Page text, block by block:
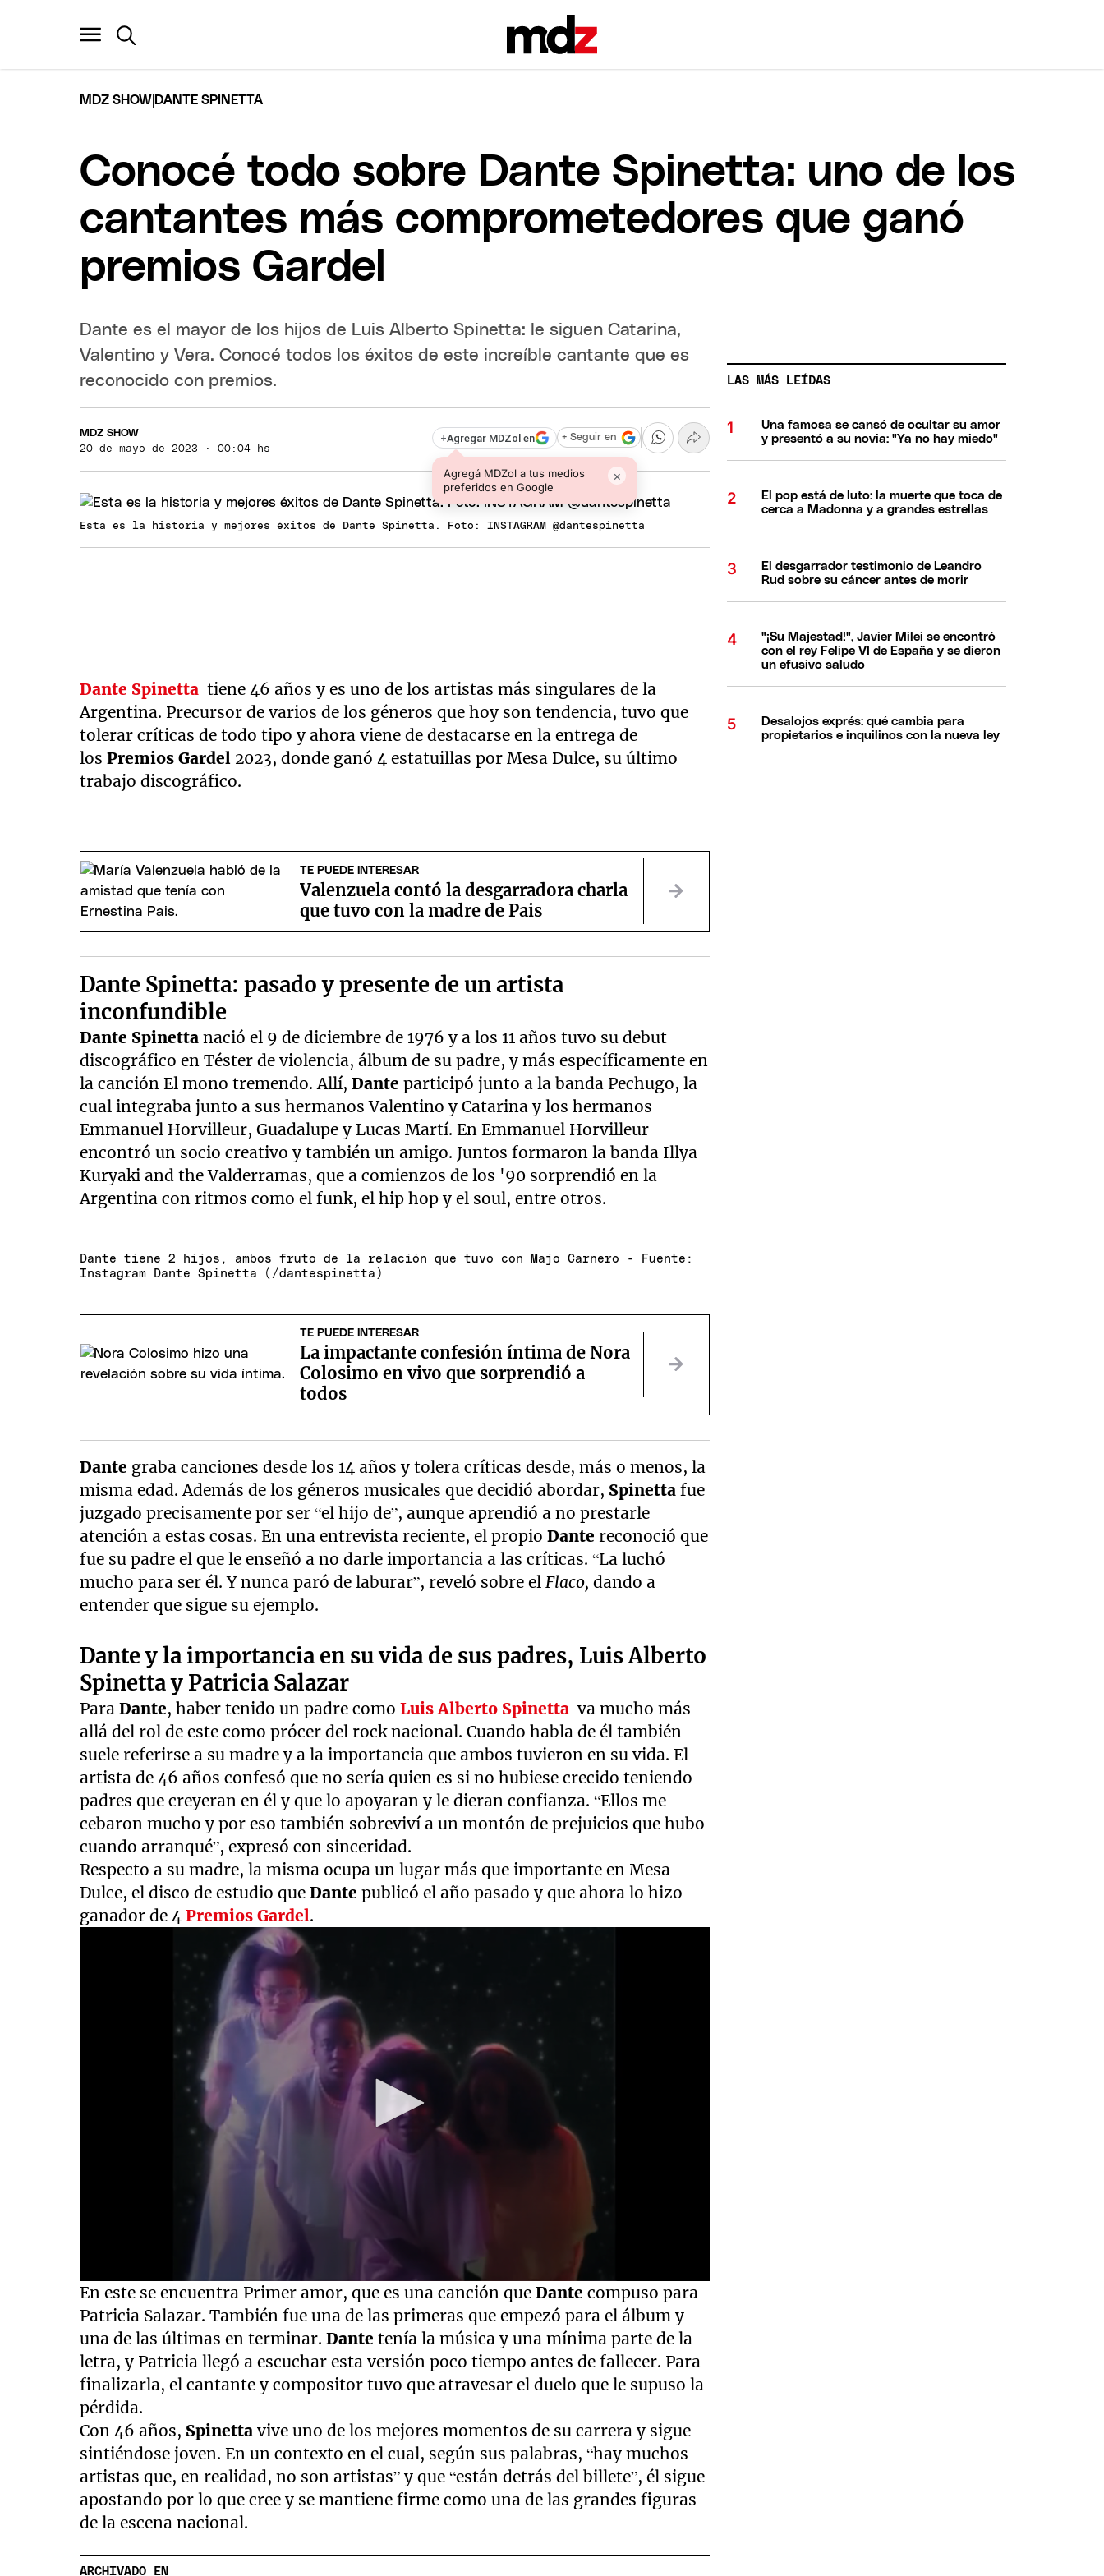
MDZ SHOW DANTE SPINETTA
Conocé todo sobre Dante Spinetta: uno de los
cantantes más comprometedores que ganó
premios Gardel
Dante es el mayor de los hijos de Luis Alberto Spinetta: le siguen Catarina,
Valentino y Vera. Conocé todos los éxitos de este increíble cantante que es
reconocido con premios.
MDZ SHOW
20 de mayo de 2023 · 00:04 hs
+Agregar MDZol en
Agregá MDZol a tus medios
preferidos en Google
×
+ Seguir en
Esta es la historia y mejores éxitos de Dante Spinetta. Foto: INSTAGRAM @dantespinetta
Dante Spinetta tiene 46 años y es uno de los artistas más singulares de la
Argentina. Precursor de varios de los géneros que hoy son tendencia, tuvo que
tolerar críticas de todo tipo y ahora viene de destacarse en la entrega de
losPremios Gardel 2023, donde ganó 4 estatuillas por Mesa Dulce, su último
trabajo discográfico.
TE PUEDE INTERESAR
Valenzuela contó la desgarradora charla
que tuvo con la madre de Pais
Dante Spinetta: pasado y presente de un artista
inconfundible
Dante Spinetta nació el 9 de diciembre de 1976 y a los 11 años tuvo su debut
discográfico en Téster de violencia, álbum de su padre, y más específicamente en
la canción El mono tremendo. Allí,Dante participó junto a la banda Pechugo, la
cual integraba junto a sus hermanos Valentino y Catarina y los hermanos
Emmanuel Horvilleur, Guadalupe y Lucas Martí. En Emmanuel Horvilleur
encontró un socio creativo y también un amigo. Juntos formaron la banda Illya
Kuryaki and the Valderramas, que a comienzos de los '90 sorprendió en la
Argentina con ritmos como el funk, el hip hop y el soul, entre otros.
Dante tiene 2 hijos, ambos fruto de la relación que tuvo con Majo Carnero - Fuente:
Instagram Dante Spinetta (/dantespinetta)
TE PUEDE INTERESAR
La impactante confesión íntima de Nora
Colosimo en vivo que sorprendió a
todos
Dante graba canciones desde los 14 años y tolera críticas desde, más o menos, la
misma edad. Además de los géneros musicales que decidió abordar, Spinetta fue
juzgado precisamente por ser “el hijo de”, aunque aprendió a no prestarle
atención a estas cosas. En una entrevista reciente, el propioDante reconoció que
fue su padre el que le enseñó a no darle importancia a las críticas. “La luchó
mucho para ser él. Y nunca paró de laburar”, reveló sobre elFlaco,dando a
entender que sigue su ejemplo.
Dante y la importancia en su vida de sus padres, Luis Alberto
Spinetta y Patricia Salazar
ParaDante, haber tenido un padre comoLuis Alberto Spinetta va mucho más
allá del rol de este como prócer del rock nacional. Cuando habla de él también
suele referirse a su madre y a la importancia que ambos tuvieron en su vida. El
artista de 46 años confesó que no sería quien es si no hubiese crecido teniendo
padres que creyeran en él y que lo apoyaran y le dieran confianza. “Ellos me
cebaron mucho y por eso también sobreviví a un montón de prejuicios que hubo
cuando arranqué”, expresó con sinceridad.
Respecto a su madre, la misma ocupa un lugar más que importante en Mesa
Dulce, el disco de estudio queDante publicó el año pasado y que ahora lo hizo
ganador de 4Premios Gardel.
0
seconds
of
4
minutes,
40
secondsVolume
90%
En este se encuentra Primer amor, que es una canción queDante compuso para
Patricia Salazar. También fue una de las primeras que empezó para el álbum y
una de las últimas en terminar.Dante tenía la música y una mínima parte de la
letra, y Patricia llegó a escuchar esta versión poco tiempo antes de fallecer. Para
finalizarla, el cantante y compositor tuvo que atravesar el duelo que le supuso la
pérdida.
Con 46 años, Spinetta vive uno de los mejores momentos de su carrera y sigue
sintiéndose joven. En un contexto en el cual, según sus palabras, “hay muchos
artistas que, en realidad, no son artistas” y que “están detrás del billete”, él sigue
apostando por lo que cree y se mantiene firme como una de las grandes figuras
de la escena nacional.
ARCHIVADO EN
LAS MÁS LEÍDAS
Una famosa se cansó de ocultar su amor
y presentó a su novia: "Ya no hay miedo"
El pop está de luto: la muerte que toca de
cerca a Madonna y a grandes estrellas
El desgarrador testimonio de Leandro
Rud sobre su cáncer antes de morir
"¡Su Majestad!", Javier Milei se encontró
con el rey Felipe VI de España y se dieron
un efusivo saludo
Desalojos exprés: qué cambia para
propietarios e inquilinos con la nueva ley